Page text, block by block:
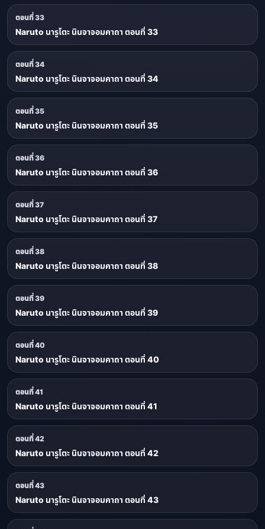
ตอนที่ 33
Naruto นารูโตะ นินจาจอมคาถา ตอนที่ 33
ตอนที่ 34
Naruto นารูโตะ นินจาจอมคาถา ตอนที่ 34
ตอนที่ 35
Naruto นารูโตะ นินจาจอมคาถา ตอนที่ 35
ตอนที่ 36
Naruto นารูโตะ นินจาจอมคาถา ตอนที่ 36
ตอนที่ 37
Naruto นารูโตะ นินจาจอมคาถา ตอนที่ 37
ตอนที่ 38
Naruto นารูโตะ นินจาจอมคาถา ตอนที่ 38
ตอนที่ 39
Naruto นารูโตะ นินจาจอมคาถา ตอนที่ 39
ตอนที่ 40
Naruto นารูโตะ นินจาจอมคาถา ตอนที่ 40
ตอนที่ 41
Naruto นารูโตะ นินจาจอมคาถา ตอนที่ 41
ตอนที่ 42
Naruto นารูโตะ นินจาจอมคาถา ตอนที่ 42
ตอนที่ 43
Naruto นารูโตะ นินจาจอมคาถา ตอนที่ 43